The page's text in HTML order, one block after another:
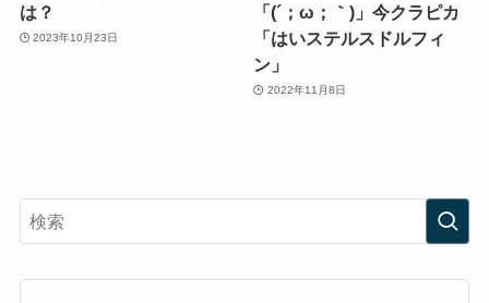
は？
2023年10月23日
「(´；ω；｀)」今クラピカ
「はいステルスドルフィ
ン」
2022年11月8日